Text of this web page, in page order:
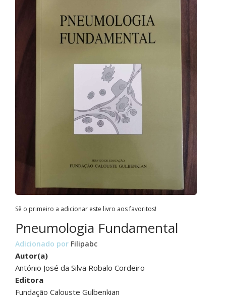
Sê o primeiro a adicionar este livro aos favoritos!
Pneumologia Fundamental
Adicionado por Filipabc
Autor(a)
António José da Silva Robalo Cordeiro
Editora
Fundação Calouste Gulbenkian